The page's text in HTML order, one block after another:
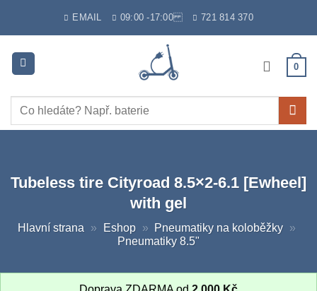
EMAIL 09:00 -17:00 721 814 370
0
Hledat:
Tubeless tire Cityroad 8.5×2-6.1 [Ewheel]
with gel
Hlavní strana » Eshop » Pneumatiky na koloběžky »
Pneumatiky 8.5"